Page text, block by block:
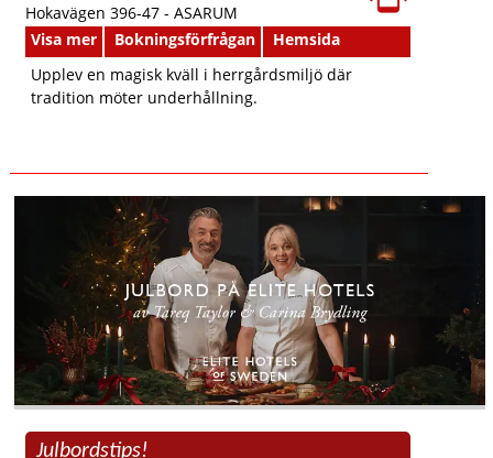
Hokavägen 396-47 - ASARUM
Visa mer
Bokningsförfrågan
Hemsida
Upplev en magisk kväll i herrgårdsmiljö där
tradition möter underhållning.
Julbordstips!